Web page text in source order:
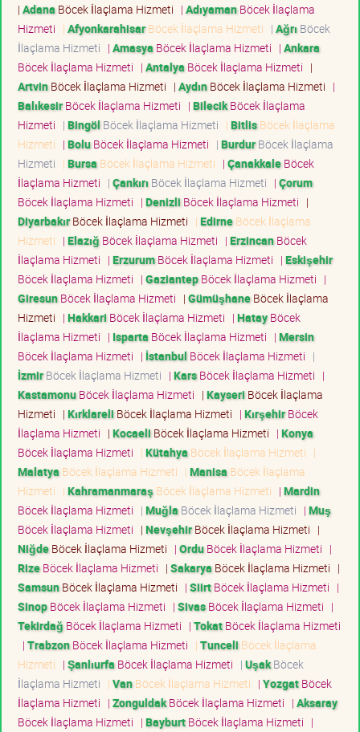
| Adana Böcek İlaçlama Hizmeti | AdıyamanBöcek İlaçlama
Hizmeti | AfyonkarahisarBöcek İlaçlama Hizmeti | Ağrı Böcek
İlaçlama Hizmeti | Amasya Böcek İlaçlama Hizmeti | Ankara
Böcek İlaçlama Hizmeti | Antalya Böcek İlaçlama Hizmeti |
ArtvinBöcek İlaçlama Hizmeti | AydınBöcek İlaçlama Hizmeti |
BalıkesirBöcek İlaçlama Hizmeti | BilecikBöcek İlaçlama
Hizmeti | Bingöl Böcek İlaçlama Hizmeti | BitlisBöcek İlaçlama
Hizmeti | BoluBöcek İlaçlama Hizmeti | BurdurBöcek İlaçlama
Hizmeti | Bursa Böcek İlaçlama Hizmeti | ÇanakkaleBöcek
İlaçlama Hizmeti | Çankırı Böcek İlaçlama Hizmeti | Çorum
Böcek İlaçlama Hizmeti | Denizli Böcek İlaçlama Hizmeti |
DiyarbakırBöcek İlaçlama Hizmeti | EdirneBöcek İlaçlama
Hizmeti | Elazığ Böcek İlaçlama Hizmeti | ErzincanBöcek
İlaçlama Hizmeti | ErzurumBöcek İlaçlama Hizmeti | Eskişehir
Böcek İlaçlama Hizmeti | GaziantepBöcek İlaçlama Hizmeti |
GiresunBöcek İlaçlama Hizmeti | GümüşhaneBöcek İlaçlama
Hizmeti | Hakkari Böcek İlaçlama Hizmeti | HatayBöcek
İlaçlama Hizmeti | Isparta Böcek İlaçlama Hizmeti | Mersin
Böcek İlaçlama Hizmeti | İstanbul Böcek İlaçlama Hizmeti |
İzmirBöcek İlaçlama Hizmeti | KarsBöcek İlaçlama Hizmeti |
KastamonuBöcek İlaçlama Hizmeti | Kayseri Böcek İlaçlama
Hizmeti | Kırklareli Böcek İlaçlama Hizmeti | KırşehirBöcek
İlaçlama Hizmeti | Kocaeli Böcek İlaçlama Hizmeti | Konya
Böcek İlaçlama Hizmeti | Kütahya Böcek İlaçlama Hizmeti |
Malatya Böcek İlaçlama Hizmeti | Manisa Böcek İlaçlama
Hizmeti | Kahramanmaraş Böcek İlaçlama Hizmeti | Mardin
Böcek İlaçlama Hizmeti | Muğla Böcek İlaçlama Hizmeti | Muş
Böcek İlaçlama Hizmeti | NevşehirBöcek İlaçlama Hizmeti |
NiğdeBöcek İlaçlama Hizmeti | OrduBöcek İlaçlama Hizmeti |
RizeBöcek İlaçlama Hizmeti | Sakarya Böcek İlaçlama Hizmeti |
SamsunBöcek İlaçlama Hizmeti | SiirtBöcek İlaçlama Hizmeti |
SinopBöcek İlaçlama Hizmeti | SivasBöcek İlaçlama Hizmeti |
Tekirdağ Böcek İlaçlama Hizmeti | TokatBöcek İlaçlama Hizmeti
| TrabzonBöcek İlaçlama Hizmeti | Tunceli Böcek İlaçlama
Hizmeti | Şanlıurfa Böcek İlaçlama Hizmeti | UşakBöcek
İlaçlama Hizmeti | VanBöcek İlaçlama Hizmeti | YozgatBöcek
İlaçlama Hizmeti | ZonguldakBöcek İlaçlama Hizmeti | Aksaray
Böcek İlaçlama Hizmeti | BayburtBöcek İlaçlama Hizmeti |